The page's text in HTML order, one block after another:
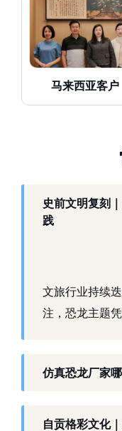
马来西亚客户
史前文明复刻
践
文旅行业持续
注，恐龙主题
生态。自贡格
以工厂生产能
仿真恐龙厂家
自贡格彩文化